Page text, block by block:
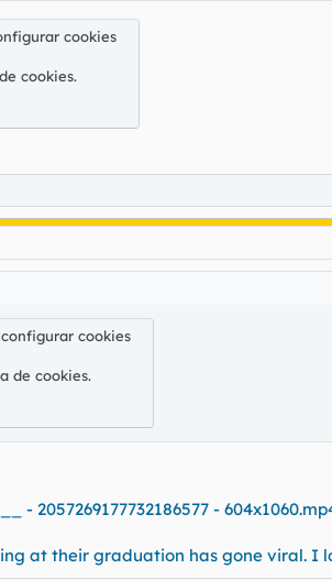
cookies
cookies.
cookies
de cookies.
2057269177732186577 -
at their graduation has gone viral. I